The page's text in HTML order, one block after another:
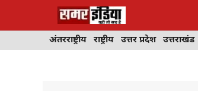
अंतरराष्ट्रीय राष्ट्रीय उत्तर प्रदेश उत्तराखंड